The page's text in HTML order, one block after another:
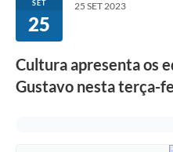
Serviços on-line
Turismo
SET
25
25 SET 2023
Cultura apresenta os
Gustavo nesta terça-